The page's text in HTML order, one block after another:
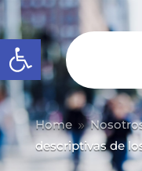
Abrir barra de
Home 9
descriptivas de